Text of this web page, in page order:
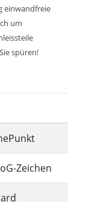
einwandfreie
um
spüren!
Zeichen